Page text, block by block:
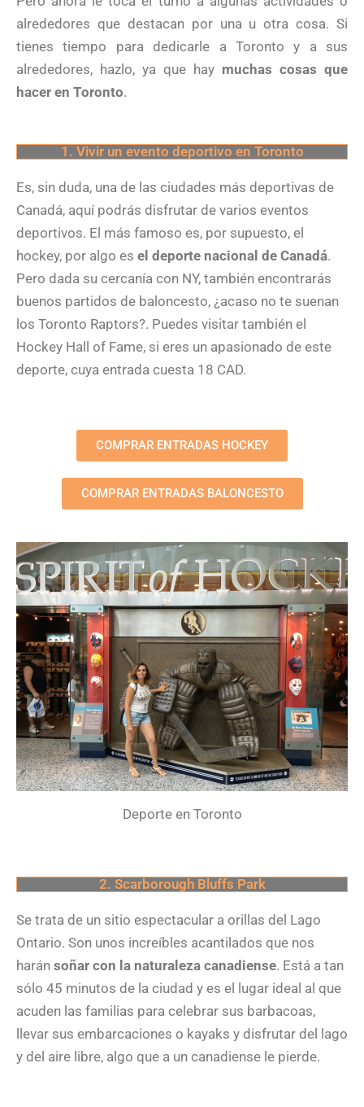
alrededores que destacan por una u otra cosa. Si
tienes tiempo para dedicarle a Toronto y a sus
alrededores, hazlo, ya que hay muchas cosas que
hacer en Toronto.
1. Vivir un evento deportivo en Toronto
Es, sin duda, una de las ciudades más deportivas de
Canadá, aquí podrás disfrutar de varios eventos
deportivos. El más famoso es, por supuesto, el
hockey, por algo es el deporte nacional de Canadá.
Pero dada su cercanía con NY, también encontrarás
buenos partidos de baloncesto, ¿acaso no te suenan
los Toronto Raptors?. Puedes visitar también el
Hockey Hall of Fame, si eres un apasionado de este
deporte, cuya entrada cuesta 18 CAD.
COMPRAR ENTRADAS HOCKEY
COMPRAR ENTRADAS BALONCESTO
Deporte en Toronto
2. Scarborough Bluffs Park
Se trata de un sitio espectacular a orillas del Lago
Ontario. Son unos increíbles acantilados que nos
harán soñar con la naturaleza canadiense. Está a tan
sólo 45 minutos de la ciudad y es el lugar ideal al que
acuden las familias para celebrar sus barbacoas,
llevar sus embarcaciones o kayaks y disfrutar del lago
y del aire libre, algo que a un canadiense le pierde.